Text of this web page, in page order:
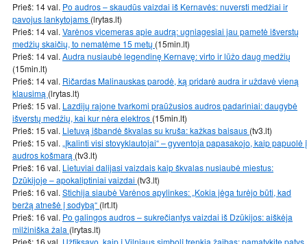
Prieš: 14 val. Po audros – skaudūs vaizdai iš Kernavės: nuversti medžiai ir
pavojus lankytojams (lrytas.lt)
Prieš: 14 val. Varėnos vicemeras apie audrą: ugniagesiai jau pametė išverstų
medžių skaičių, to nematėme 15 metų (15min.lt)
Prieš: 14 val. Audra nusiaubė legendinę Kernavę: virto ir lūžo daug medžių
(15min.lt)
Prieš: 14 val. Ričardas Malinauskas parodė, ką pridarė audra ir uždavė vieną
klausimą (lrytas.lt)
Prieš: 15 val. Lazdijų rajone tvarkomi praūžusios audros padariniai: daugybė
išverstų medžių, kai kur nėra elektros (15min.lt)
Prieš: 15 val. Lietuvą išbandė škvalas su kruša: kažkas baisaus (tv3.lt)
Prieš: 15 val. „Įkalinti visi stovyklautojai“ – gyventoja papasakojo, kaip papuolė į
audros košmarą (tv3.lt)
Prieš: 16 val. Lietuviai dalijasi vaizdais kaip škvalas nusiaubė miestus:
Dzūkijoje – apokaliptiniai vaizdai (tv3.lt)
Prieš: 16 val. Stichija siaubė Varėnos apylinkes: „Kokia jėga turėjo būti, kad
beržą atnešė į sodybą“ (lrt.lt)
Prieš: 16 val. Po galingos audros – sukrečiantys vaizdai iš Dzūkijos: aiškėja
milžiniška žala (lrytas.lt)
Prieš: 16 val. Užfiksavo, kaip į Vilniaus simbolį trenkia žaibas: pamatykite patys